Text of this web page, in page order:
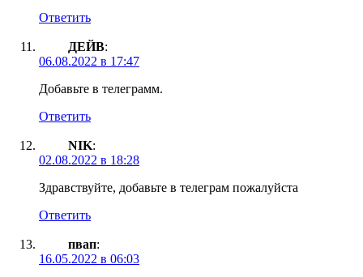
Ответить
ДЕЙВ:
06.08.2022 в 17:47
Добавьте в телеграмм.
Ответить
NIK:
02.08.2022 в 18:28
Здравствуйте, добавьте в телеграм пожалуйста
Ответить
пвап:
16.05.2022 в 06:03